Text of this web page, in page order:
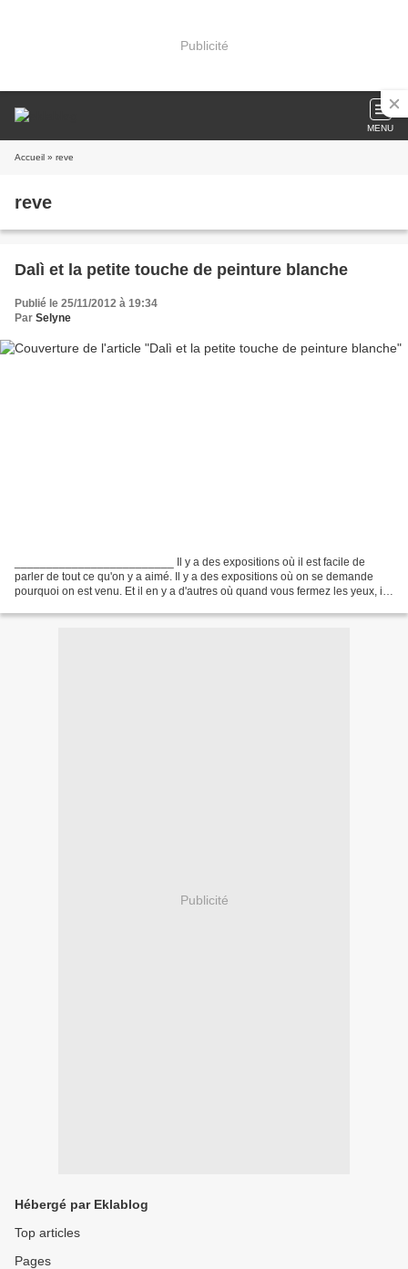
Publicité
MENU
Accueil » reve
reve
Dalì et la petite touche de peinture blanche
Publié le 25/11/2012 à 19:34
Par Selyne
_________________________ Il y a des expositions où il est facile de
parler de tout ce qu'on y a aimé. Il y a des expositions où on se demande
pourquoi on est venu. Et il en y a d'autres où quand vous fermez les yeux, il
Publicité
Hébergé par Eklablog
Top articles
Pages